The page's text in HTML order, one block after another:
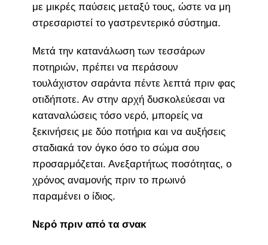
με μικρές παύσεις μεταξύ τους, ώστε να μη
στρεσαριστεί το γαστρεντερικό σύστημα.
Μετά την κατανάλωση των τεσσάρων
ποτηριών, πρέπει να περάσουν
τουλάχιστον σαράντα πέντε λεπτά πριν φας
οτιδήποτε. Αν στην αρχή δυσκολεύεσαι να
καταναλώσεις τόσο νερό, μπορείς να
ξεκινήσεις με δύο ποτήρια και να αυξήσεις
σταδιακά τον όγκο όσο το σώμα σου
προσαρμόζεται. Ανεξαρτήτως ποσότητας, ο
χρόνος αναμονής πριν το πρωινό
παραμένει ο ίδιος.
Νερό πριν από τα σνακ